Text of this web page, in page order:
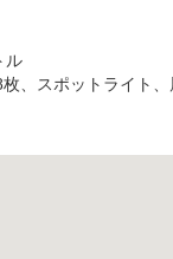
ル
、スポットライト